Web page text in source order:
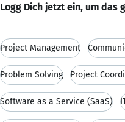
Logg Dich jetzt ein, um das
Project Management
Problem Solving Project
Software as a Service (SaaS)